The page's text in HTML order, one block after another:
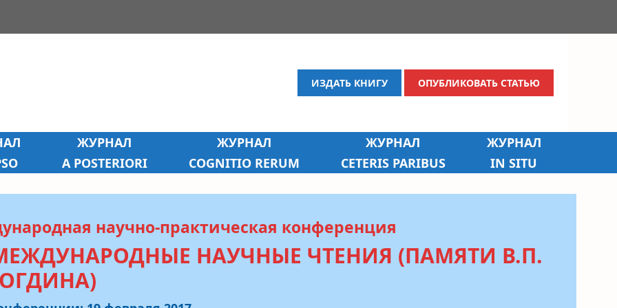
ИЗДАТЬ КНИГУ ОПУБЛИКОВАТЬ СТАТЬЮ
ЖУРНАЛ
A POSTERIORI
ЖУРНАЛ
COGNITIO RERUM
ЖУРНАЛ
CETERIS PARIBUS
ЖУРНАЛ
IN SITU
научно-практическая конференция
НАУЧНЫЕ ЧТЕНИЯ (ПАМЯТИ В.П.